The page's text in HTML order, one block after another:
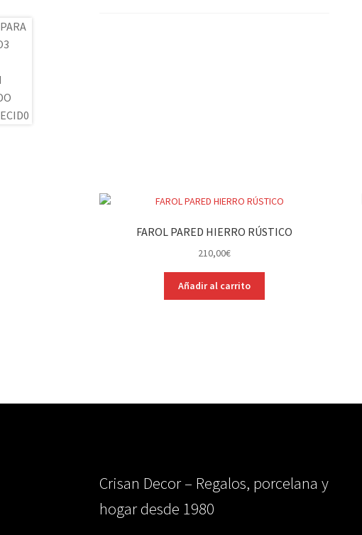
FAROL PARED HIERRO RÚSTICO
210,00€
Añadir al carrito
Crisan Decor – Regalos, porcelana y
hogar desde 1980